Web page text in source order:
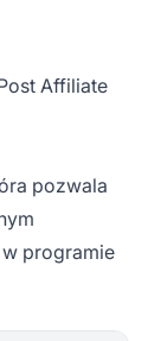
Affiliate
pozwala
programie